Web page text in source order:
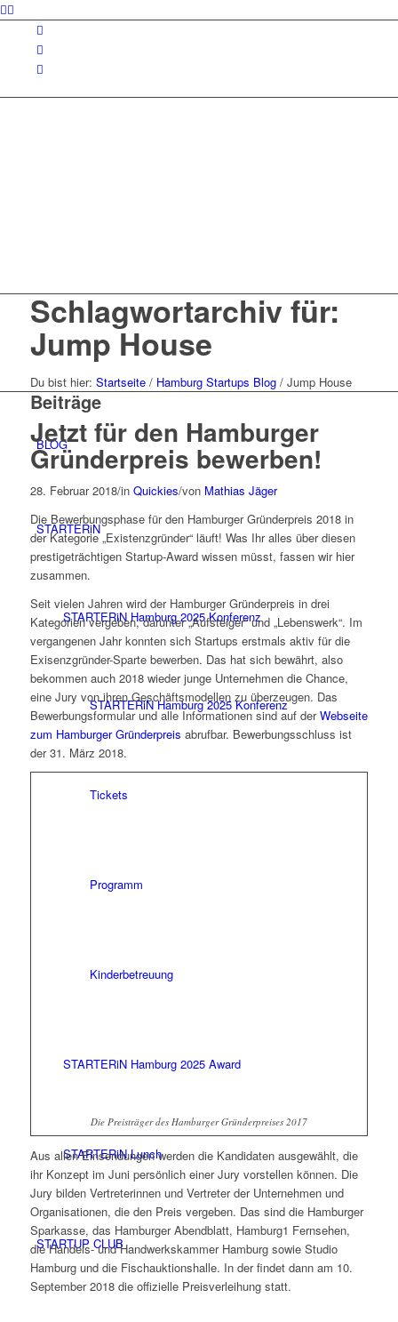
BLOG
STARTERiN
STARTERiN Hamburg 2025 Konferenz
STARTERiN Hamburg 2025 Konferenz
Tickets
Programm
Kinderbetreuung
STARTERiN Hamburg 2025 Award
STARTERiN Lunch
STARTUP CLUB
Schlagwortarchiv für:
Jump House
Du bist hier: Startseite / Hamburg Startups Blog / Jump House
Beiträge
Jetzt für den Hamburger
Gründerpreis bewerben!
28. Februar 2018/in Quickies/von Mathias Jäger
Die Bewerbungsphase für den Hamburger Gründerpreis 2018 in
der Kategorie „Existenzgründer“ läuft! Was Ihr alles über diesen
prestigeträchtigen Startup-Award wissen müsst, fassen wir hier
zusammen.
Seit vielen Jahren wird der Hamburger Gründerpreis in drei
Kategorien vergeben, darunter „Aufsteiger“ und „Lebenswerk“. Im
vergangenen Jahr konnten sich Startups erstmals aktiv für die
Exisenzgründer-Sparte bewerben. Das hat sich bewährt, also
bekommen auch 2018 wieder junge Unternehmen die Chance,
eine Jury von ihren Geschäftsmodellen zu überzeugen. Das
Bewerbungsformular und alle Informationen sind auf derWebseite
zum Hamburger Gründerpreis abrufbar. Bewerbungsschluss ist
der 31. März 2018.
Die Preisträger des Hamburger Gründerpreises 2017
Aus allen Einsendungen werden die Kandidaten ausgewählt, die
ihr Konzept im Juni persönlich einer Jury vorstellen können. Die
Jury bilden Vertreterinnen und Vertreter der Unternehmen und
Organisationen, die den Preis vergeben. Das sind die Hamburger
Sparkasse, das Hamburger Abendblatt, Hamburg1 Fernsehen,
die Handels- und Handwerkskammer Hamburg sowie Studio
Hamburg und die Fischauktionshalle. In der findet dann am 10.
September 2018 die offizielle Preisverleihung statt.